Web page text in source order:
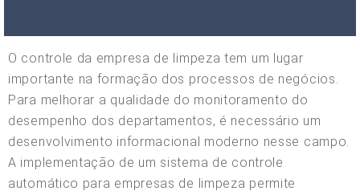
O controle da empresa de limpeza tem um lugar
importante na formação dos processos de negócios.
Para melhorar a qualidade do monitoramento do
desempenho dos departamentos, é necessário um
desenvolvimento informacional moderno nesse campo.
A implementação de um sistema de controle
automático para empresas de limpeza permite